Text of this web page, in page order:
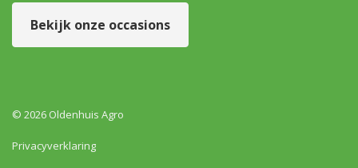
Bekijk onze occasions
© 2026 Oldenhuis Agro
Privacyverklaring